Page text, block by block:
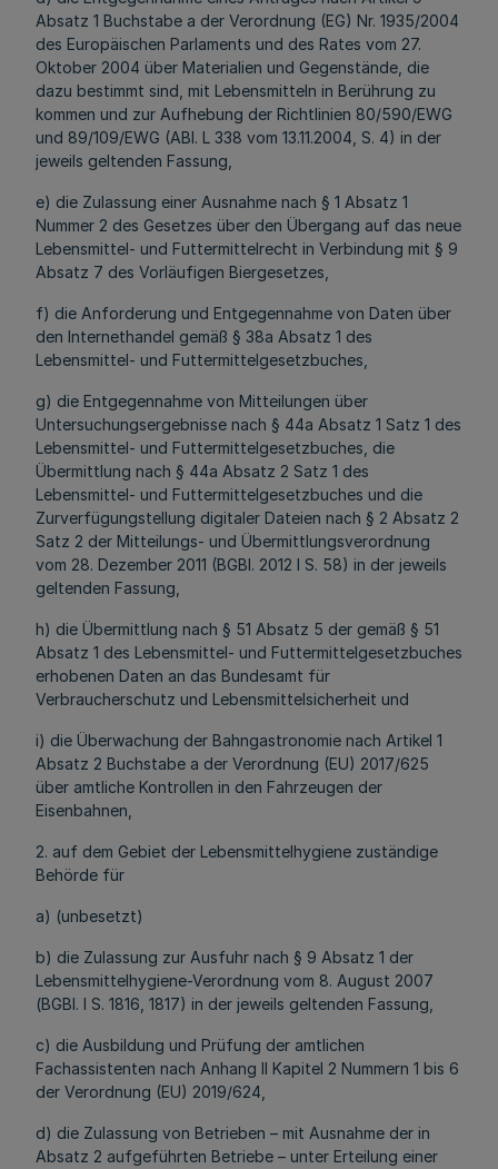
Absatz 1 Buchstabe a der Verordnung (EG) Nr. 1935/2004
des Europäischen Parlaments und des Rates vom 27.
Oktober 2004 über Materialien und Gegenstände, die
dazu bestimmt sind, mit Lebensmitteln in Berührung zu
kommen und zur Aufhebung der Richtlinien 80/590/EWG
und 89/109/EWG (ABl. L 338 vom 13.11.2004, S. 4) in der
jeweils geltenden Fassung,
e) die Zulassung einer Ausnahme nach § 1 Absatz 1
Nummer 2 des Gesetzes über den Übergang auf das neue
Lebensmittel- und Futtermittelrecht in Verbindung mit § 9
Absatz 7 des Vorläufigen Biergesetzes,
f) die Anforderung und Entgegennahme von Daten über
den Internethandel gemäß § 38a Absatz 1 des
Lebensmittel- und Futtermittelgesetzbuches,
g) die Entgegennahme von Mitteilungen über
Untersuchungsergebnisse nach § 44a Absatz 1 Satz 1 des
Lebensmittel- und Futtermittelgesetzbuches, die
Übermittlung nach § 44a Absatz 2 Satz 1 des
Lebensmittel- und Futtermittelgesetzbuches und die
Zurverfügungstellung digitaler Dateien nach § 2 Absatz 2
Satz 2 der Mitteilungs- und Übermittlungsverordnung
vom 28. Dezember 2011 (BGBl. 2012 I S. 58) in der jeweils
geltenden Fassung,
h) die Übermittlung nach § 51 Absatz 5 der gemäß § 51
Absatz 1 des Lebensmittel- und Futtermittelgesetzbuches
erhobenen Daten an das Bundesamt für
Verbraucherschutz und Lebensmittelsicherheit und
i) die Überwachung der Bahngastronomie nach Artikel 1
Absatz 2 Buchstabe a der Verordnung (EU) 2017/625
über amtliche Kontrollen in den Fahrzeugen der
Eisenbahnen,
2. auf dem Gebiet der Lebensmittelhygiene zuständige
Behörde für
a) (unbesetzt)
b) die Zulassung zur Ausfuhr nach § 9 Absatz 1 der
Lebensmittelhygiene-Verordnung vom 8. August 2007
(BGBl. I S. 1816, 1817) in der jeweils geltenden Fassung,
c) die Ausbildung und Prüfung der amtlichen
Fachassistenten nach Anhang II Kapitel 2 Nummern 1 bis 6
der Verordnung (EU) 2019/624,
d) die Zulassung von Betrieben – mit Ausnahme der in
Absatz 2 aufgeführten Betriebe – unter Erteilung einer